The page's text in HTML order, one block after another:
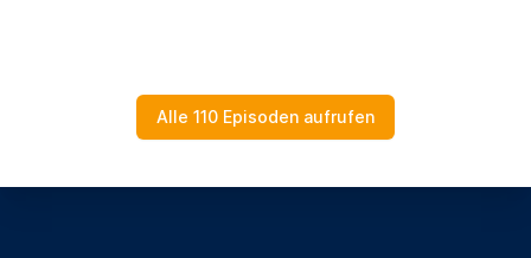
Dann lasst uns kurz in die Zahlenwelt von
Podcasts eintauchen und ich hoffe,
Alle 110 Episoden aufrufen